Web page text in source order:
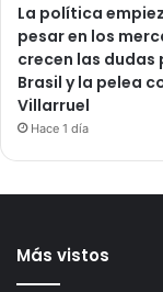
La política
pesar en los
crecen las dudas
Brasil y la pelea
Villarruel
Hace 1 día
Más vistos